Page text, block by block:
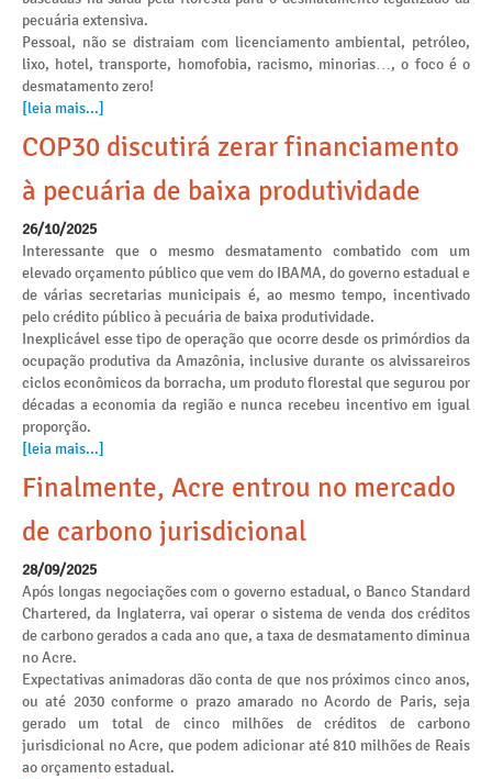
pecuária extensiva.
Pessoal, não se distraiam com licenciamento ambiental, petróleo,
lixo, hotel, transporte, homofobia, racismo, minorias…, o foco é o
desmatamento zero!
[leia mais...]
COP30 discutirá zerar financiamento
à pecuária de baixa produtividade
26/10/2025
Interessante que o mesmo desmatamento combatido com um
elevado orçamento público que vem do IBAMA, do governo estadual e
de várias secretarias municipais é, ao mesmo tempo, incentivado
pelo crédito público à pecuária de baixa produtividade.
Inexplicável esse tipo de operação que ocorre desde os primórdios da
ocupação produtiva da Amazônia, inclusive durante os alvissareiros
ciclos econômicos da borracha, um produto florestal que segurou por
décadas a economia da região e nunca recebeu incentivo em igual
proporção.
[leia mais...]
Finalmente, Acre entrou no mercado
de carbono jurisdicional
28/09/2025
Após longas negociações com o governo estadual, o Banco Standard
Chartered, da Inglaterra, vai operar o sistema de venda dos créditos
de carbono gerados a cada ano que, a taxa de desmatamento diminua
no Acre.
Expectativas animadoras dão conta de que nos próximos cinco anos,
ou até 2030 conforme o prazo amarado no Acordo de Paris, seja
gerado um total de cinco milhões de créditos de carbono
jurisdicional no Acre, que podem adicionar até 810 milhões de Reais
ao orçamento estadual.